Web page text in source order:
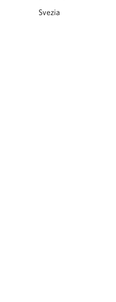
Svezia
costi di
sono specificati al
Se il negozio online ha
ci riserviamo il
di preparazione e di